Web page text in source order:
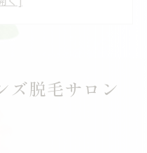
ロンの料金比較
敗を避けるために
体験するメリットと
ズ脱毛サロン